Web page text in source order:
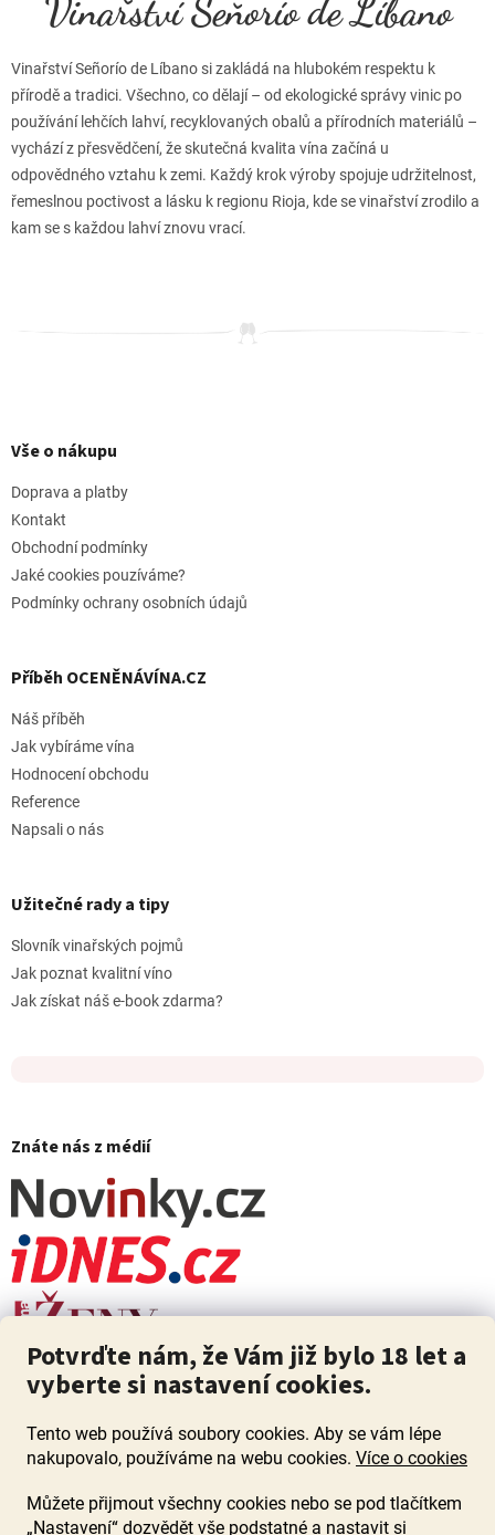
Potvrďte nám, že Vám již bylo 18 let a
vyberte si nastavení cookies.
Tento web používá soubory cookies. Aby se vám lépe
nakupovalo, používáme na webu cookies. Více o cookies
Můžete přijmout všechny cookies nebo se pod tlačítkem
„Nastavení“ dozvědět vše podstatné a nastavit si
Vinařství Seňorío de Líbano
Vinařství Señorío de Líbano si zakládá na hlubokém respektu k
přírodě a tradici. Všechno, co dělají – od ekologické správy vinic po
používání lehčích lahví, recyklovaných obalů a přírodních materiálů –
vychází z přesvědčení, že skutečná kvalita vína začíná u
odpovědného vztahu k zemi. Každý krok výroby spojuje udržitelnost,
řemeslnou poctivost a lásku k regionu Rioja, kde se vinařství zrodilo a
kam se s každou lahví znovu vrací.
pVše o nákupu
Doprava a platby
Kontakt
Obchodní podmínky
Jaké cookies pouzíváme?
Podmínky ochrany osobních údajů
Příběh OCENĚNÁVÍNA.CZ
Náš příběh
Jak vybíráme vína
Hodnocení obchodu
Reference
Napsali o nás
Užitečné rady a tipy
Slovník vinařských pojmů
Jak poznat kvalitní víno
Jak získat náš e-book zdarma?
Znáte nás z médií
ZÁKAZ PRODEJE ALKOHOLU OSOBÁM MLADŠÍM 18 LET. Pijte s